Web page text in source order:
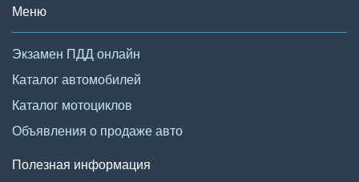
Меню
Экзамен ПДД онлайн
Каталог автомобилей
Каталог мотоциклов
Объявления о продаже авто
Полезная информация